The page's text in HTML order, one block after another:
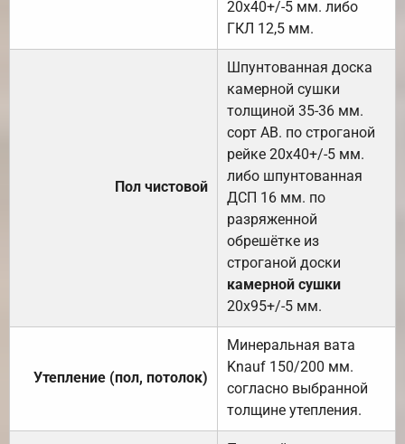
20х40+/-5 мм. либо
ГКЛ 12,5 мм.
Пол чистовой
Шпунтованная доска
камерной сушки
толщиной 35-36 мм.
сорт АВ. по строганой
рейке 20х40+/-5 мм.
либо шпунтованная
ДСП 16 мм. по
разряженной
обрешётке из
строганой доски
камерной сушки
20х95+/-5 мм.
Утепление (пол, потолок)
Минеральная вата
Knauf 150/200 мм.
согласно выбранной
толщине утепления.